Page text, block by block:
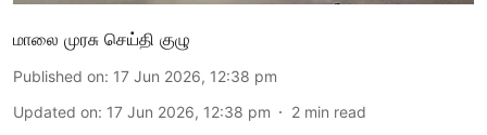
மாலை முரசு செய்தி குழு
Published on: 17 Jun 2026, 12:38 pm
Updated on: 17 Jun 2026, 12:38 pm 2 min read